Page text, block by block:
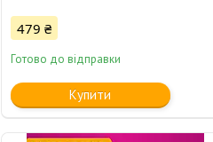
479 ₴
Готово до відправки
Купити